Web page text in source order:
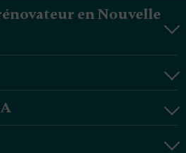
en Nouvelle